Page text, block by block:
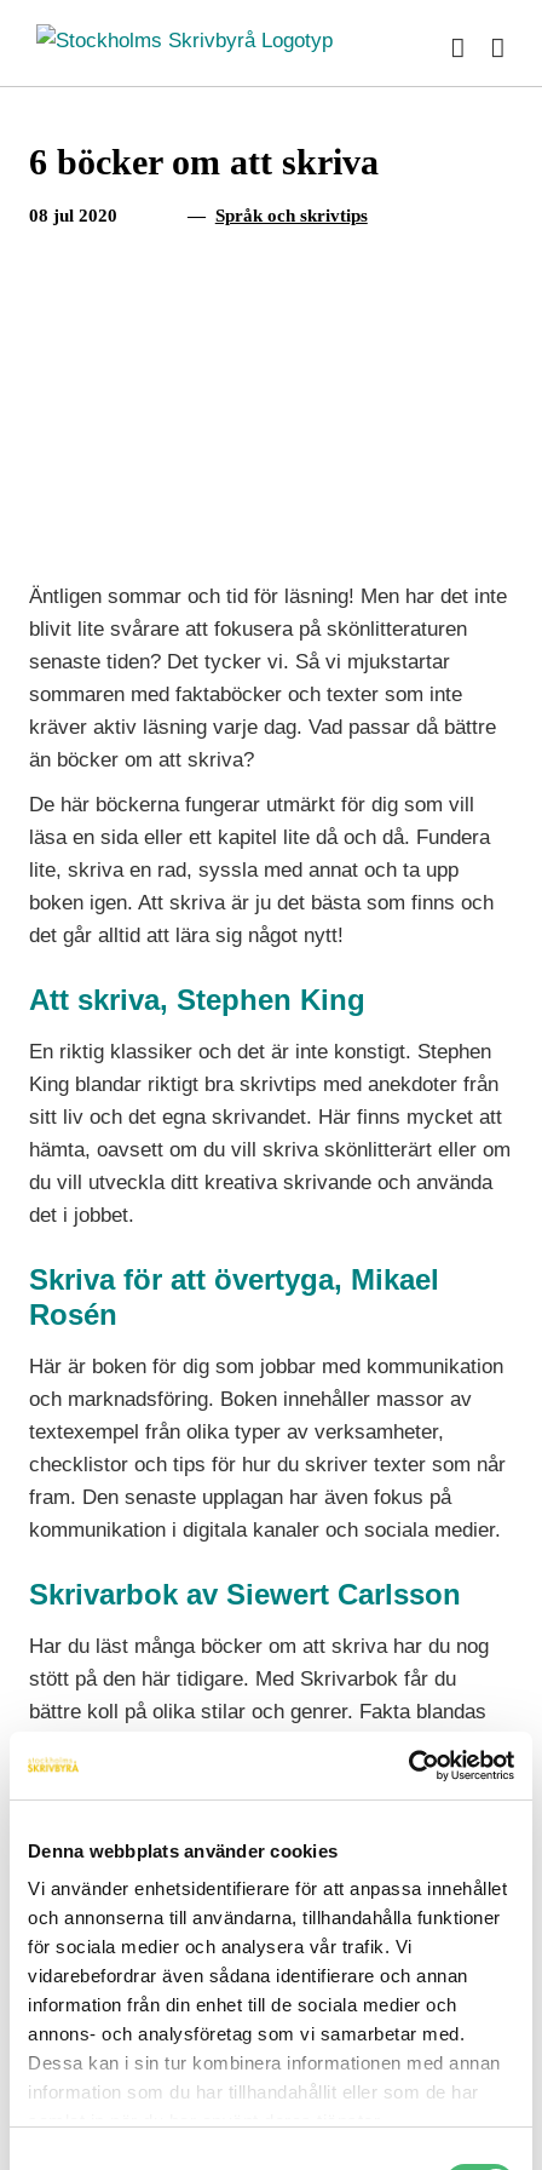
Denna webbplats använder cookies
Vi använder enhetsidentifierare för att anpassa innehållet
och annonserna till användarna, tillhandahålla funktioner
för sociala medier och analysera vår trafik. Vi
vidarebefordrar även sådana identifierare och annan
information från din enhet till de sociala medier och
annons- och analysföretag som vi samarbetar med.
Dessa kan i sin tur kombinera informationen med annan
information som du har tillhandahållit eller som de har
innehållet
6 böcker om att skriva
08 jul 2020 — Språk och skrivtips
Äntligen sommar och tid för läsning! Men har det inte
blivit lite svårare att fokusera på skönlitteraturen
senaste tiden? Det tycker vi. Så vi mjukstartar
sommaren med faktaböcker och texter som inte
kräver aktiv läsning varje dag. Vad passar då bättre
än böcker om att skriva?
De här böckerna fungerar utmärkt för dig som vill
läsa en sida eller ett kapitel lite då och då. Fundera
lite, skriva en rad, syssla med annat och ta upp
boken igen. Att skriva är ju det bästa som finns och
det går alltid att lära sig något nytt!
Att skriva, Stephen King
En riktig klassiker och det är inte konstigt. Stephen
King blandar riktigt bra skrivtips med anekdoter från
sitt liv och det egna skrivandet. Här finns mycket att
hämta, oavsett om du vill skriva skönlitterärt eller om
du vill utveckla ditt kreativa skrivande och använda
det i jobbet.
Skriva för att övertyga, Mikael
Rosén
Här är boken för dig som jobbar med kommunikation
och marknadsföring. Boken innehåller massor av
textexempel från olika typer av verksamheter,
checklistor och tips för hur du skriver texter som når
fram. Den senaste upplagan har även fokus på
kommunikation i digitala kanaler och sociala medier.
Skrivarbok av Siewert Carlsson
Har du läst många böcker om att skriva har du nog
stött på den här tidigare. Med Skrivarbok får du
bättre koll på olika stilar och genrer. Fakta blandas
med skrivövningar och tips för dig som vill skriva
poesi, prosa eller journalistik. Boken har kommit i
olika slag. En ganska liten bok som rymmer mycket
Alla kan skriva, Embla Sue
Panova, Anna Kleinwichs
Magnusson och Mikael Rosén
365 skrivövningar av väldigt varierande slag. Skriv
en om dagen eller slå upp en sida på måfå. Boken är
tänkt för dig som älskar eller hatar att skriva och